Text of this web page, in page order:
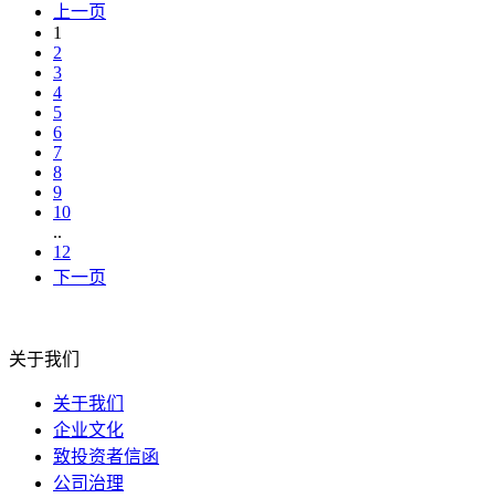
上一页
1
2
3
4
5
6
7
8
9
10
..
12
下一页
关于我们
关于我们
企业文化
致投资者信函
公司治理